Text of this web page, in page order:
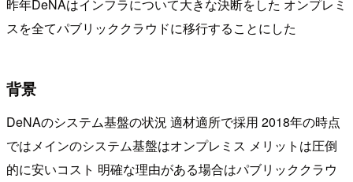
昨年DeNAはインフラについて大きな決断をした オンプレミ
スを全てパブリッククラウドに移行することにした
背景
DeNAのシステム基盤の状況 適材適所で採用 2018年の時点
ではメインのシステム基盤はオンプレミス メリットは圧倒
的に安いコスト 明確な理由がある場合はパブリッククラウ